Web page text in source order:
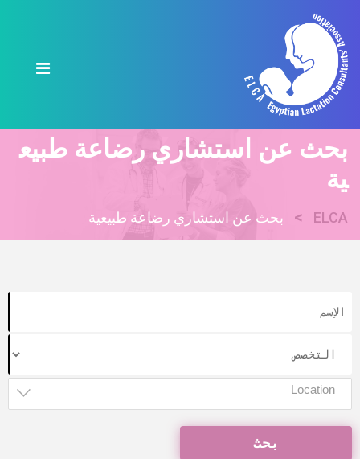
بحث عن استشاري رضاعة طبيع
ية
ELCA
> بحث عن استشاري رضاعة طبيعية
Location
بحث